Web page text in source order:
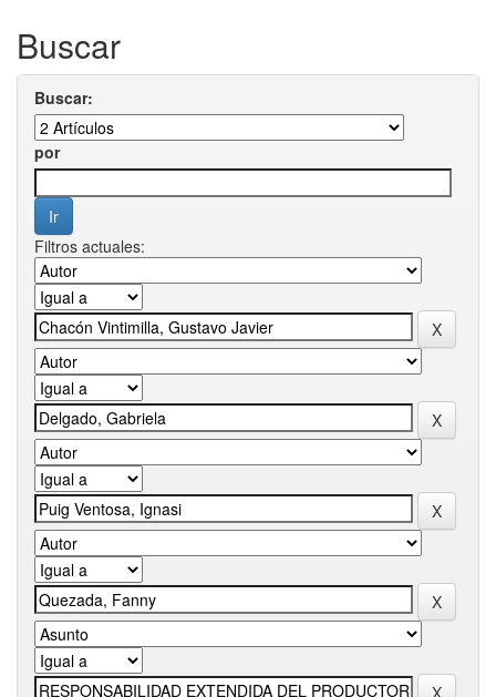
Buscar
Buscar:
por
Filtros actuales: